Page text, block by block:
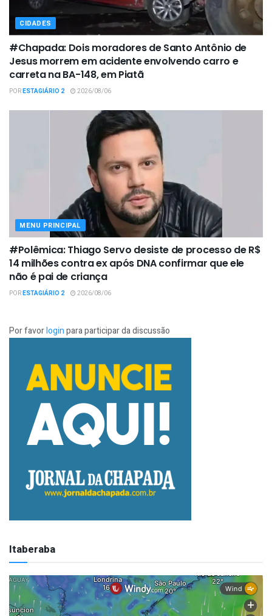
CIDADES
#Chapada: Dois moradores de Santo Antônio de
Jesus morrem em acidente envolvendo carro e
carreta na BA-148, em Piatã
PORESTAGIÁRIO 2 2026/08/06
MENU PRINCIPAL
#Polêmica: Thiago Servo desiste de processo de R$
14 milhões contra ex após DNA confirmar que ele
não é pai de criança
PORESTAGIÁRIO 2 2026/08/06
Por favorloginpara participar da discussão
Itaberaba